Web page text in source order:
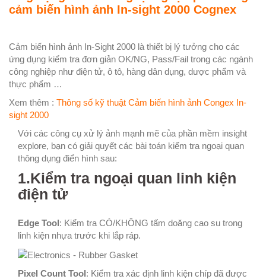
cảm biến hình ảnh In-sight 2000 Cognex
Cảm biến hình ảnh In-Sight 2000 là thiết bị lý tưởng cho các
ứng dụng kiểm tra đơn giản OK/NG, Pass/Fail trong các ngành
công nghiệp như điện tử, ô tô, hàng dân dụng, dược phẩm và
thực phẩm …
Xem thêm : Thông số kỹ thuật Cảm biến hình ảnh Congex In-
sight 2000
Với các công cụ xử lý ảnh mạnh mẽ của phần mềm insight
explore, bạn có giải quyết các bài toán kiểm tra ngoại quan
thông dụng điển hình sau:
1.Kiểm tra ngoại quan linh kiện
điện tử
Edge Tool: Kiểm tra CÓ/KHÔNG tấm doăng cao su trong
linh kiện nhựa trước khi lắp ráp.
Pixel Count Tool: Kiểm tra xác định linh kiện chíp đã được